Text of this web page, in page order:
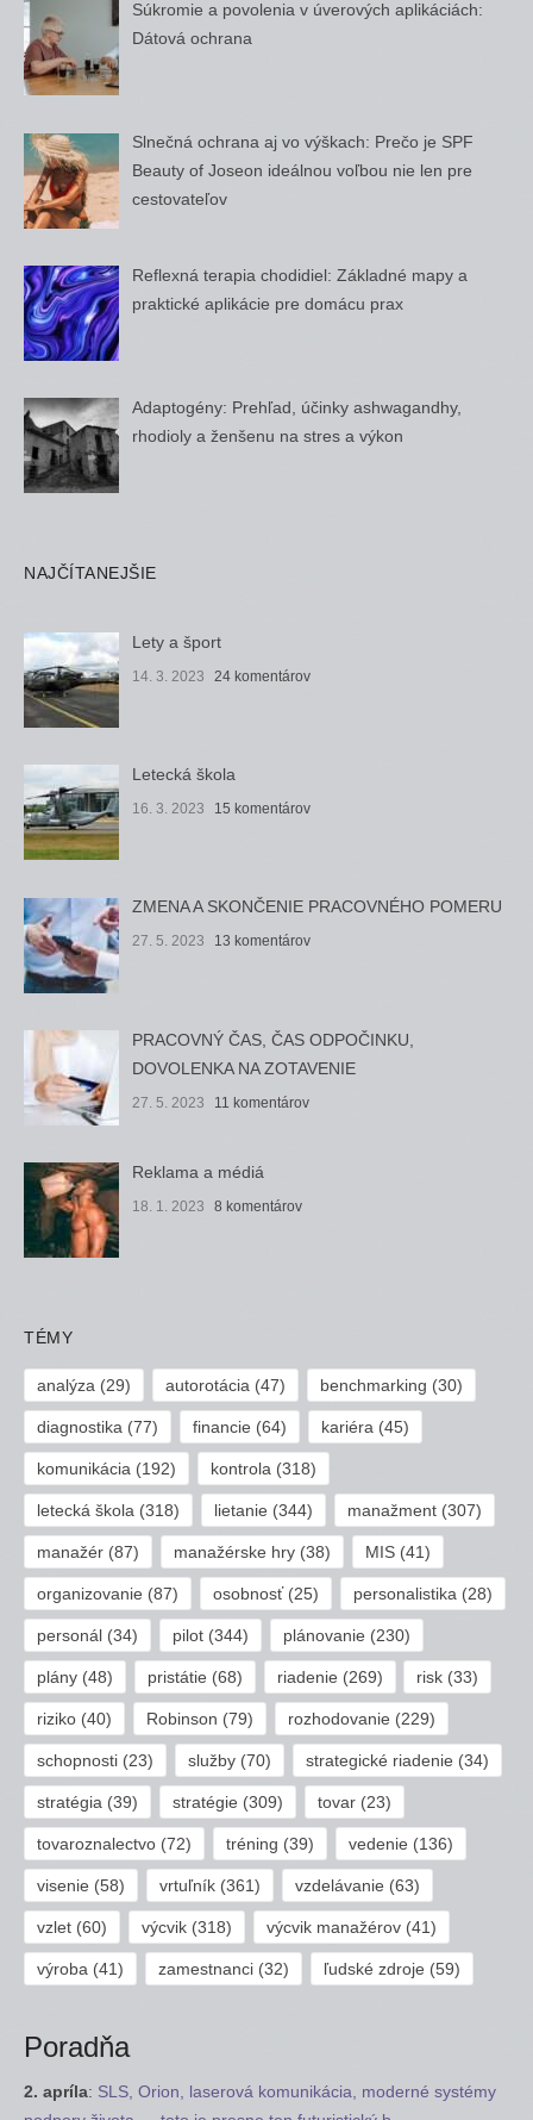
Súkromie a povolenia v úverových aplikáciách:
Dátová ochrana
Slnečná ochrana aj vo výškach: Prečo je SPF
Beauty of Joseon ideálnou voľbou nie len pre
cestovateľov
Reflexná terapia chodidiel: Základné mapy a
praktické aplikácie pre domácu prax
Adaptogény: Prehľad, účinky ashwagandhy,
rhodioly a ženšenu na stres a výkon
NAJČÍTANEJŠIE
Lety a šport
14. 3. 2023 24 komentárov
Letecká škola
16. 3. 2023 15 komentárov
ZMENA A SKONČENIE PRACOVNÉHO POMERU
27. 5. 2023 13 komentárov
PRACOVNÝ ČAS, ČAS ODPOČINKU,
DOVOLENKA NA ZOTAVENIE
27. 5. 2023 11 komentárov
Reklama a médiá
18. 1. 2023 8 komentárov
TÉMY
analýza (29) autorotácia (47) benchmarking (30)
diagnostika (77) financie (64) kariéra (45)
komunikácia (192) kontrola (318)
letecká škola (318) lietanie (344) manažment(307)
manažér (87) manažérske hry(38) MIS(41)
organizovanie (87) osobnosť(25) personalistika (28)
personál (34) pilot(344) plánovanie (230)
plány (48) pristátie (68) riadenie (269) risk (33)
riziko (40) Robinson (79) rozhodovanie (229)
schopnosti (23) služby(70) strategické riadenie (34)
stratégia (39) stratégie (309) tovar(23)
tovaroznalectvo (72) tréning (39) vedenie (136)
visenie (58) vrtuľník(361) vzdelávanie (63)
vzlet (60) výcvik(318) výcvik manažérov(41)
výroba (41) zamestnanci(32) ľudské zdroje (59)
Poradňa
2. apríla: SLS, Orion, laserová komunikácia, moderné systémy